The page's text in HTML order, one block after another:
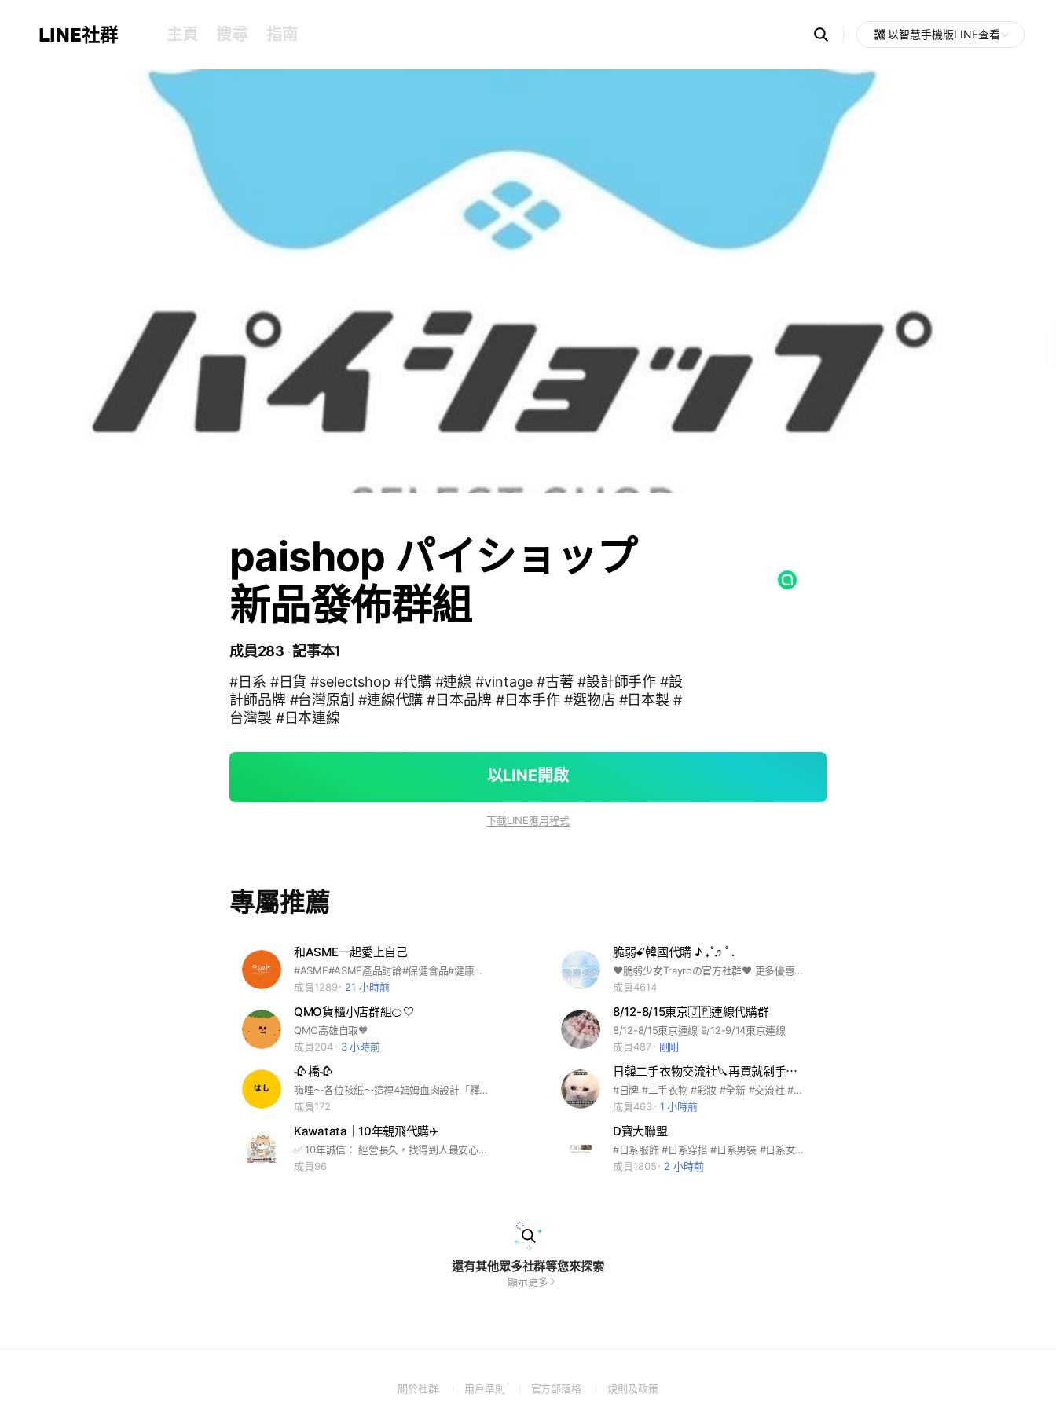
LINE社群 主頁 搜尋 指南 Search
OpenChats
messages
search
以智慧手機版LINE查看
paishop パイショップ
新品發佈群組
成員283 記事本1
#日系 #日貨 #selectshop #代購 #連線 #vintage #古著 #設計師手作 #設
計師品牌 #台灣原創 #連線代購 #日本品牌 #日本手作 #選物店 #日本製 #
台灣製 #日本連線
以LINE開啟
下載LINE應用程式
專屬推薦
和ASME一起愛上自己
#ASME#ASME產品討論#保健食品#健康資訊#心靈交流#心靈占卜#美麗資訊#身心合一#心情交流#愛上自己#輕鬆#健康#美麗
成員1289
21 小時前
脆弱ꗃ韓國代購 ♪ ₊˚♬ﾟ.
❤︎脆弱少女Trayroの官方社群❤︎ 更多優惠及日韓連線消息皆在群內࿐♪
成員4614
QMO貨櫃小店群組🍊🤍
QMO高雄自取🧡
成員204
3 小時前
8/12-8/15東京🇯🇵連線代購群
8/12-8/15東京連線 9/12-9/14東京連線
成員487
剛剛
🥀 橋🥀
嗨哩～各位孩紙～這裡4姆姆血肉設計「釋出」「許願」ㄉ秘密基地😛在這裡都4非常有愛ㄉ孩紙🫶大家都要好好相處有禮貌唷🐧🐧這裡只能釋出姆姆血肉設計款👗👗👗禁止打廣告唷！ㄧ發現有不禮貌或者違反規定，會被姆姆處罰！94不能再這ㄍ秘密基地惹🥹🥹相信各位孩紙鼻費醬子壞壞！🫶🫶🫶愛尼棉ㄉ姆姆🐸🐸
成員172
日韓二手衣物交流社🔪再買就剁手⋯
#日牌 #二手衣物 #彩妝 #全新 #交流社 #正韓
成員463
1 小時前
Kawatata｜10年親飛代購✈️
✅ 10年誠信： 經營長久，找得到人最安心。 ✅ 親飛連線： 掌握第一手流行，品質親自把關。 🎁 入群福利： 新朋友首單現折 $50。 🚫 嚴禁盜圖、發布廣告，違者必踢。
成員96
D寶大聯盟
#日系服飾 #日系穿搭 #日系男裝 #日系女裝 #日系情侶裝 #情侶裝 #情侶穿搭
成員1805
2 小時前
還有其他眾多社群等您來探索
顯示更多
關於社群
(Open用戶準則
(Open官方部落格
(Open規則及政策(Open